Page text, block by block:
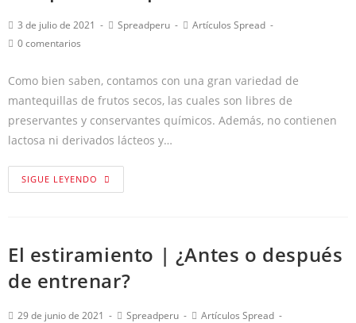
3 de julio de 2021 Spreadperu
Artículos Spread
0 comentarios
Como bien saben, contamos con una gran variedad de
mantequillas de frutos secos, las cuales son libres de
preservantes y conservantes químicos. Además, no contienen
lactosa ni derivados lácteos y…
SIGUE LEYENDO
El estiramiento | ¿Antes o después
de entrenar?
29 de junio de 2021 Spreadperu
Artículos Spread